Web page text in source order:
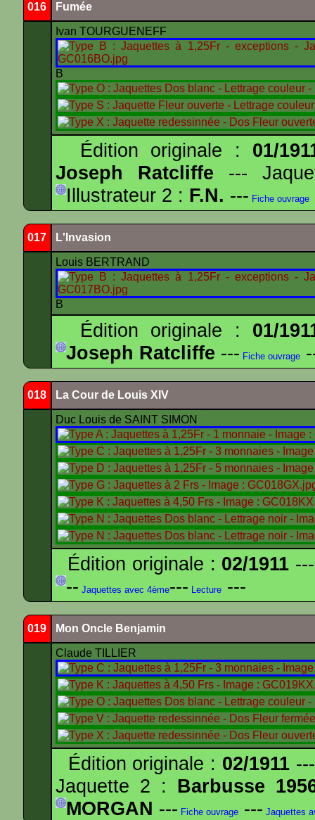
016 Fumée
Ivan TOURGUENEFF
B
Édition originale : 01/
Joseph Ratcliffe ---
Illustrateur 2 : F.N. --- Fiche ouvrage
017 L'Invasion
Louis BERTRAND
B
Édition originale : 01/
Joseph Ratcliffe --- Fiche ouvrage
018 La Cour de Louis XIV
Duc Louis de SAINT SIMON
Édition originale : 02/1911
-- Jaquettes avec 4ème--- Lecture ---
019 Mon Oncle Benjamin
Claude TILLIER
Édition originale : 02/1911
Jaquette 2 : Barbusse
MORGAN --- Fiche ouvrage --- Jaquettes